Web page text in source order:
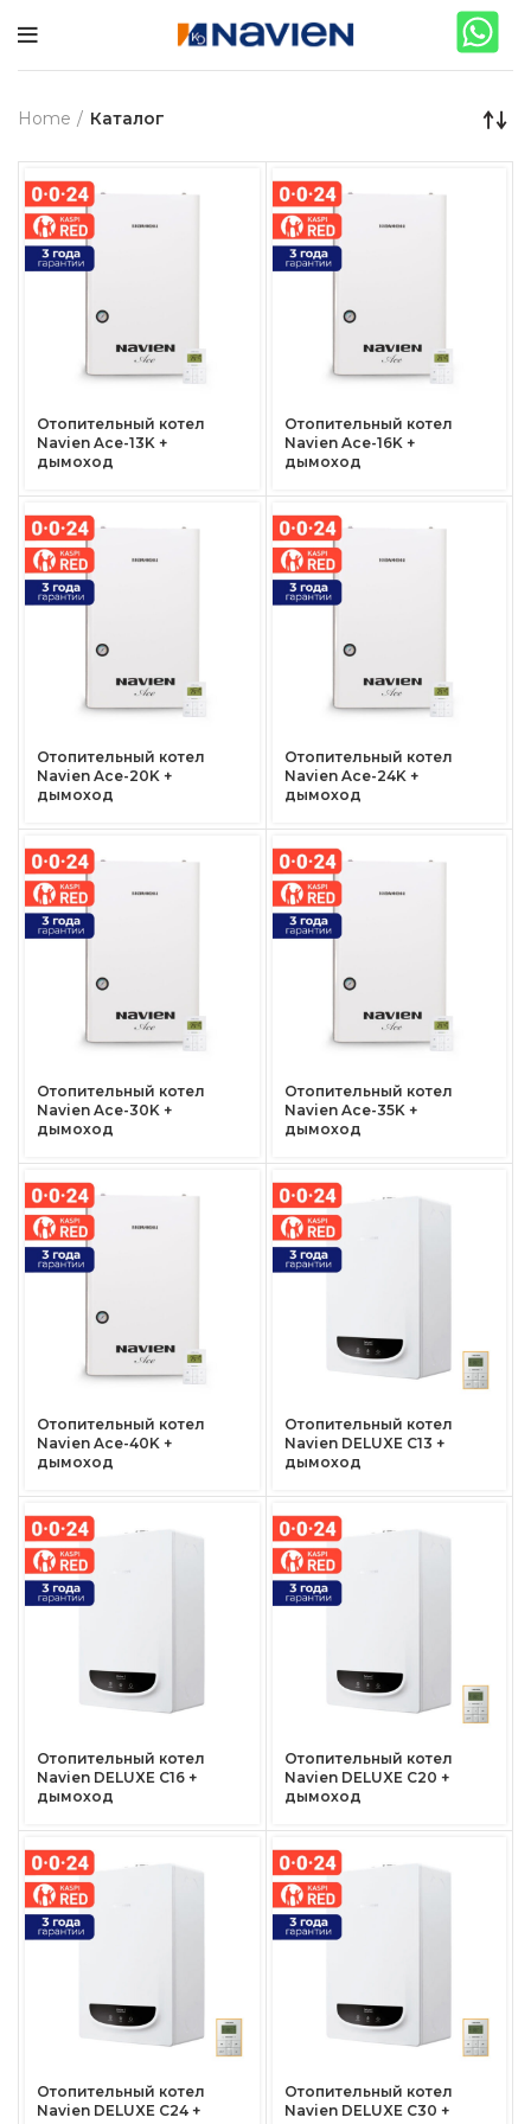
Home Каталог
Отопительный котел
Navien Ace-13K +
дымоход
Отопительный котел
Navien Ace-16K +
дымоход
Отопительный котел
Navien Ace-20K +
дымоход
Отопительный котел
Navien Ace-24K +
дымоход
Отопительный котел
Navien Ace-30K +
дымоход
Отопительный котел
Navien Ace-35K +
дымоход
Отопительный котел
Navien Ace-40K +
дымоход
Отопительный котел
Navien DELUXE C13 +
дымоход
Отопительный котел
Navien DELUXE C16 +
дымоход
Отопительный котел
Navien DELUXE C20 +
дымоход
Отопительный котел
Navien DELUXE C24 +
Отопительный котел
Navien DELUXE C30 +